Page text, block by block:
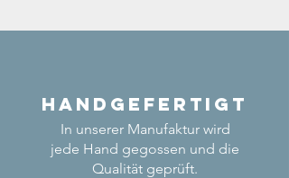
Handgefertigt
In unserer Manufaktur wird
jede Hand gegossen und die
Qualität geprüft.